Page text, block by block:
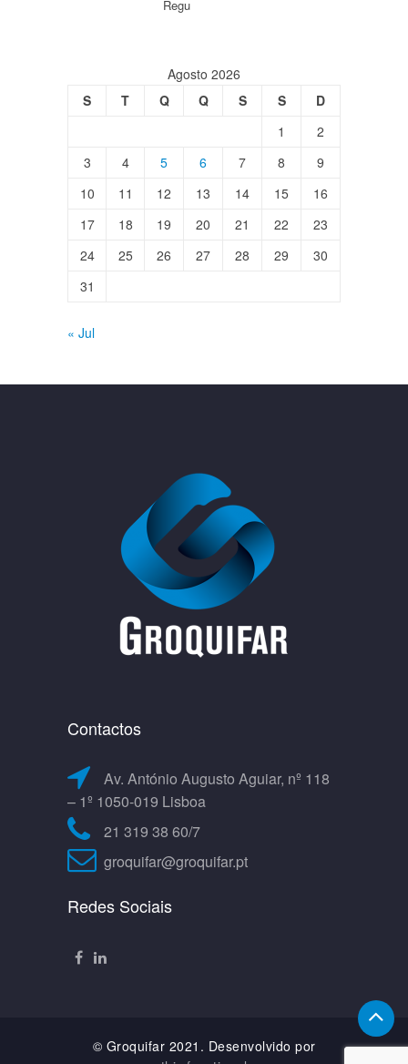
Regu
Agosto 2026
S
T Q Q S S
D
1
2
3
4 5 6 7 8
9
10
11 12 13 14 15
16
17
18 19 20 21 22
23
24
25 26 27 28 29
30
31
« Jul
Contactos
Av. António Augusto Aguiar, nº 118
– 1º 1050-019 Lisboa
21 319 38 60/7
groquifar@groquifar.pt
Redes Sociais
© Groquifar 2021. Desenvolvido por